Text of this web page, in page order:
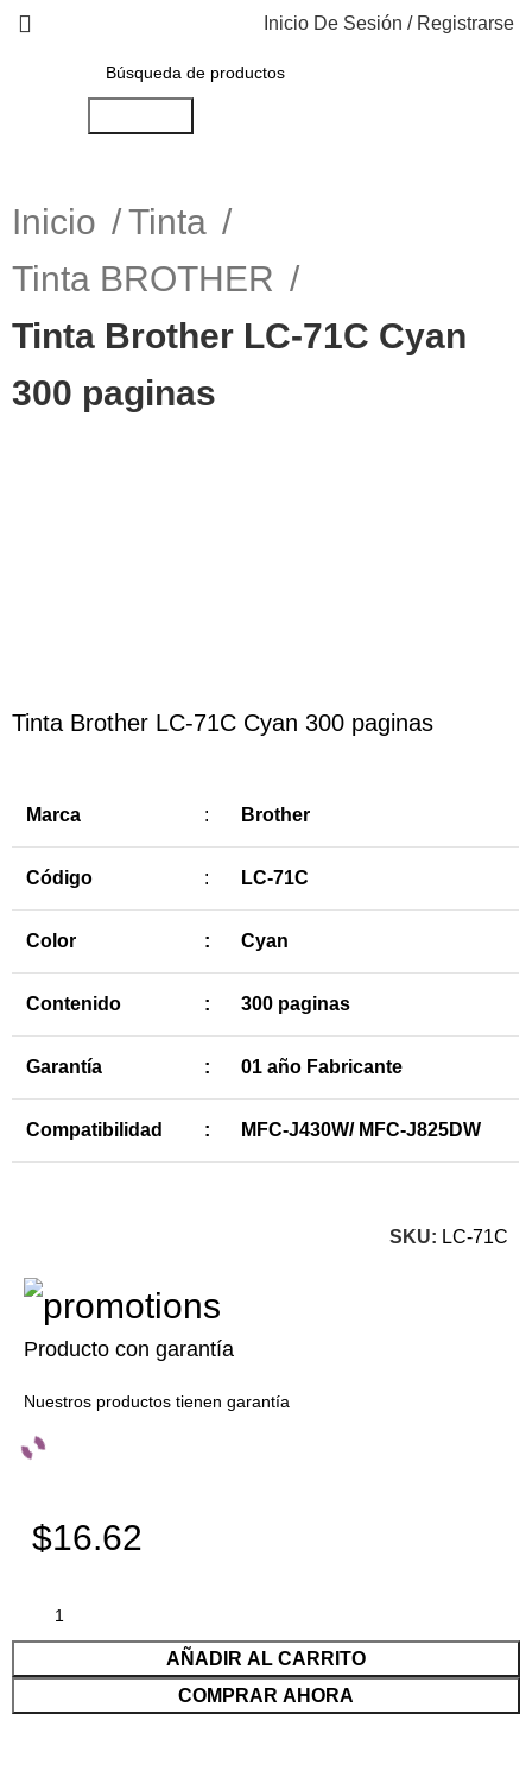
Inicio De Sesión / Registrarse
Inicio
Tinta
Tinta BROTHER
Tinta Brother LC-71C Cyan
300 paginas
Tinta Brother LC-71C Cyan 300 paginas
Marca : Brother
Código : LC-71C
Color : Cyan
Contenido : 300 paginas
Garantía : 01 año Fabricante
Compatibilidad : MFC-J430W/ MFC-J825DW
SKU: LC-71C
Producto con garantía
Nuestros productos tienen garantía
$16.62
AÑADIR AL CARRITO
COMPRAR AHORA